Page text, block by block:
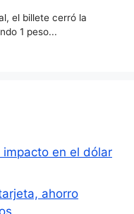
impacto en el dólar
ahorro